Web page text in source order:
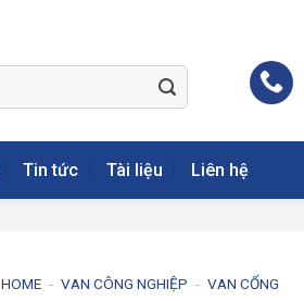
Tin tức Tài liệu Liên hệ
HOME - VAN CÔNG NGHIỆP - VAN CỔNG